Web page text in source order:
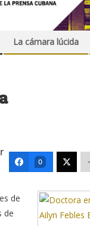
La cámara lúcida
0
de
de